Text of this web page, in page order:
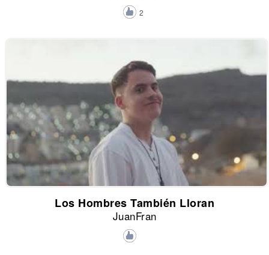
2
Los Hombres También Lloran
JuanFran